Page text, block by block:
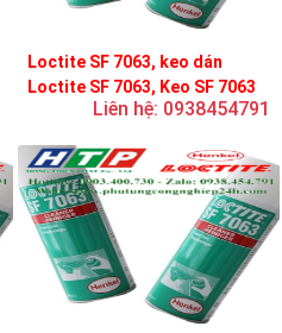
Loctite SF 7063, keo dán
Loctite SF 7063, Keo SF 7063
Liên hệ: 0938454791